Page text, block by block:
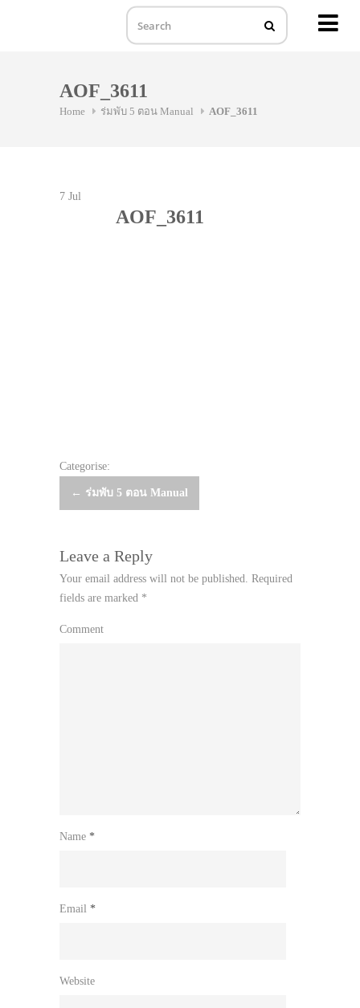
AOF_3611
Home ร่มพับ 5 ตอน Manual AOF_3611
7 Jul
AOF_3611
Categorise:
Post
← ร่มพับ 5 ตอน Manual
Leave a Reply
Your email address will not be published. Required
fields are marked *
Comment
Name *
Email *
Website